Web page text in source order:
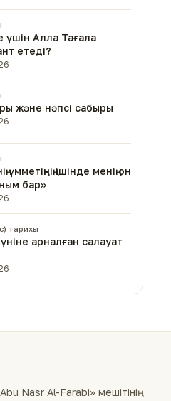
үшін Алла Тағала
етеді?
және нәпсі сабыры
үмметіңнің ішінде менің он
бар»
тарихы
арналған салауат
Nasr Al-Farabi» мешітінің